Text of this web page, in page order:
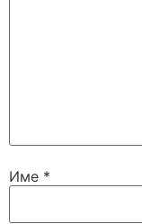
Име *